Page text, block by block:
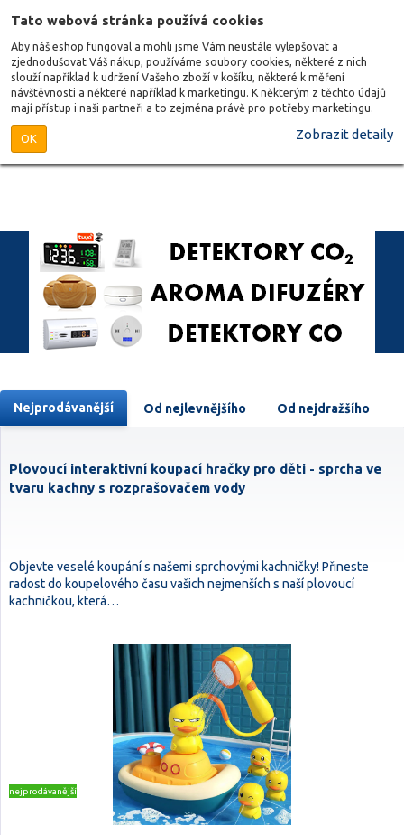
Tato webová stránka používá cookies
Aby náš eshop fungoval a mohli jsme Vám neustále vylepšovat a
zjednodušovat Váš nákup, používáme soubory cookies, některé z nich
slouží například k udržení Vašeho zboží v košíku, některé k měření
návštěvnosti a některé například k marketingu. K některým z těchto údajů
mají přístup i naši partneři a to zejména právě pro potřeby marketingu.
OK Zobrazit detaily
Nejprodávanější Od nejlevnějšího Od nejdražšího
Plovoucí interaktivní koupací hračky pro děti - sprcha ve
tvaru kachny s rozprašovačem vody
Objevte veselé koupání s našemi sprchovými kachničky! Přineste
radost do koupelového času vašich nejmenších s naší plovoucí
kachničkou, která…
nejprodávanější